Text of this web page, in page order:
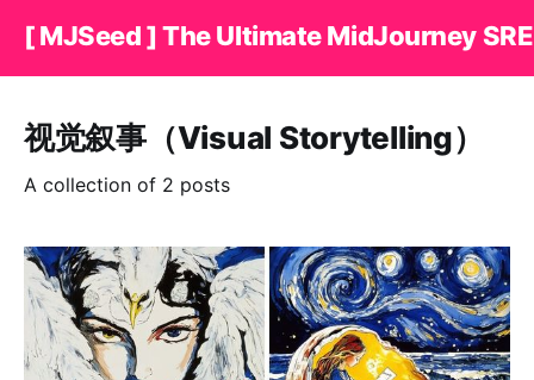
[ MJSeed ] The Ultimate MidJourney
视觉叙事（Visual Storytelling）
A collection of 2 posts